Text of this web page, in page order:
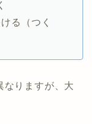
る（つく
なりますが、大